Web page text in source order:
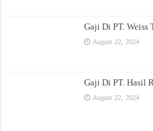
Gaji Di PT. Weiss
August 22, 2024
Gaji Di PT. Hasil
August 22, 2024